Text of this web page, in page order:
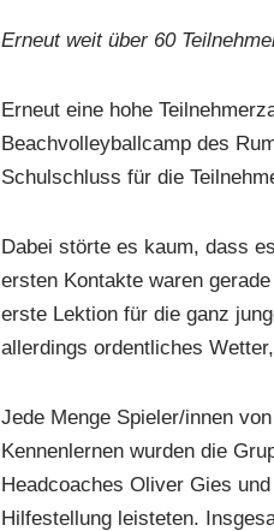
Erneut weit über 60
Erneut eine hohe
Beachvolleyballcamp des
Schulschluss für die
Dabei störte es kaum, dass
ersten Kontakte waren
erste Lektion für die ganz
allerdings ordentliches
Jede Menge Spieler/innen
Kennenlernen wurden die
Headcoaches Oliver Gies
Hilfestellung leisteten.